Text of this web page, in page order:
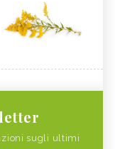
sugli ultimi